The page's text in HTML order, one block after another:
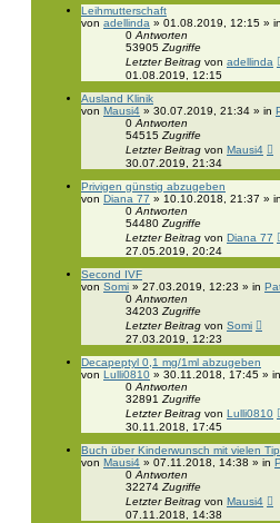
Leihmutterschaft
von adellinda » 01.08.2019, 12:15 » in
0Antworten
53905Zugriffe
Letzter Beitrag von adellinda
01.08.2019, 12:15
Ausland Klinik
von Mausi4 » 30.07.2019, 21:34 » in
0Antworten
54515Zugriffe
Letzter Beitrag von Mausi4
30.07.2019, 21:34
Privigen günstig abzugeben
von Diana 77 » 10.10.2018, 21:37 » in
0Antworten
54480Zugriffe
Letzter Beitrag von Diana 77
27.05.2019, 20:24
Second IVF
von Somi » 27.03.2019, 12:23 » in
0Antworten
34203Zugriffe
Letzter Beitrag von Somi
27.03.2019, 12:23
Decapeptyl 0,1 mg/1ml abzugeben
von Lulli0810 » 30.11.2018, 17:45 » in
0Antworten
32891Zugriffe
Letzter Beitrag von Lulli0810
30.11.2018, 17:45
Buch über Kinderwunsch mit vielen
von Mausi4 » 07.11.2018, 14:38 » in
0Antworten
32274Zugriffe
Letzter Beitrag von Mausi4
07.11.2018, 14:38